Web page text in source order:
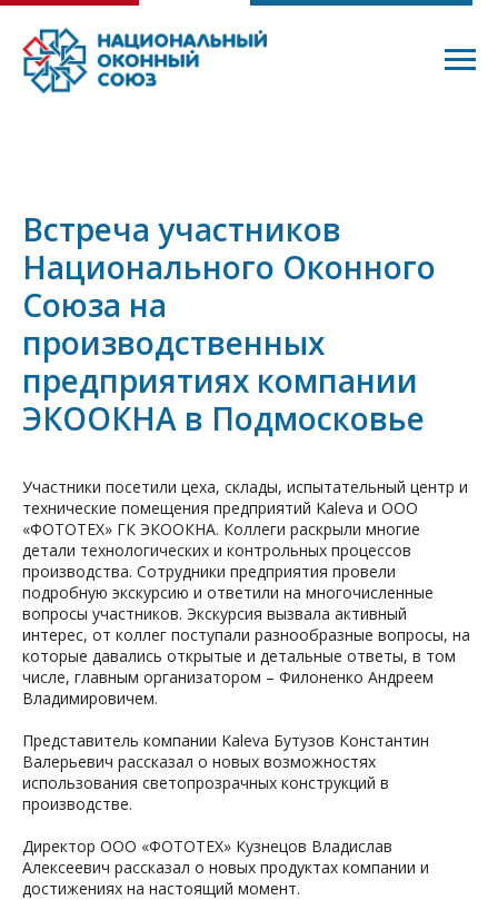
Встреча участников
Национального Оконного
Союза на
производственных
предприятиях компании
ЭКООКНА в Подмосковье
Участники посетили цеха, склады, испытательный центр и
технические помещения предприятий Kaleva и ООО
«ФОТОТЕХ» ГК ЭКООКНА. Коллеги раскрыли многие
детали технологических и контрольных процессов
производства. Сотрудники предприятия провели
подробную экскурсию и ответили на многочисленные
вопросы участников. Экскурсия вызвала активный
интерес, от коллег поступали разнообразные вопросы, на
которые давались открытые и детальные ответы, в том
числе, главным организатором – Филоненко Андреем
Владимировичем.
Представитель компании Kaleva Бутузов Константин
Валерьевич рассказал о новых возможностях
использования светопрозрачных конструкций в
производстве.
Директор ООО «ФОТОТЕХ» Кузнецов Владислав
Алексеевич рассказал о новых продуктах компании и
достижениях на настоящий момент.